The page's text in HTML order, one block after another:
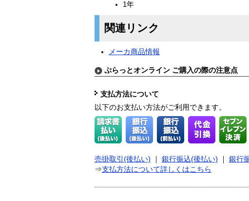
1年
関連リンク
メーカ商品情報
ぷらっとオンライン ご購入の際の注意点
支払方法について
以下のお支払い方法がご利用できます。
売掛取引(後払い) 銀行振込(後払い) 銀行
⇒支払方法について詳しくはこちら